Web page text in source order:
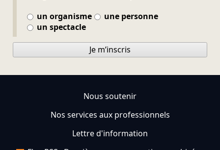
un organisme
une personne
un spectacle
Je m’inscris
Nous soutenir
Nos services aux professionnels
Lettre d'information